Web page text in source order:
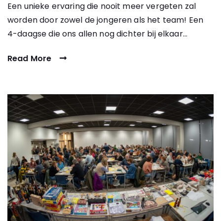
Een unieke ervaring die nooit meer vergeten zal
worden door zowel de jongeren als het team! Een
4-daagse die ons allen nog dichter bij elkaar…
Read More